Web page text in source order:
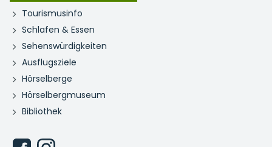
Tourismusinfo
Schlafen & Essen
Sehenswürdigkeiten
Ausflugsziele
Hörselberge
Hörselbergmuseum
Bibliothek